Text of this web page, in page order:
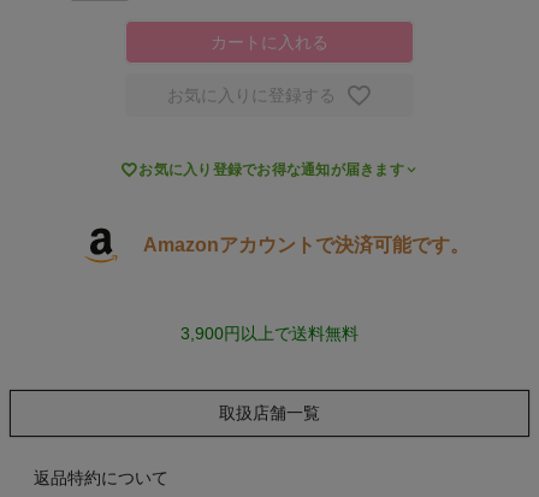
ビジネス
カートに入れる
お気に入りに登録する
お気に入り登録でお得な通知が届きます
Amazonアカウントで決済可能です。
3,900円以上で送料無料
取扱店舗一覧
返品特約について